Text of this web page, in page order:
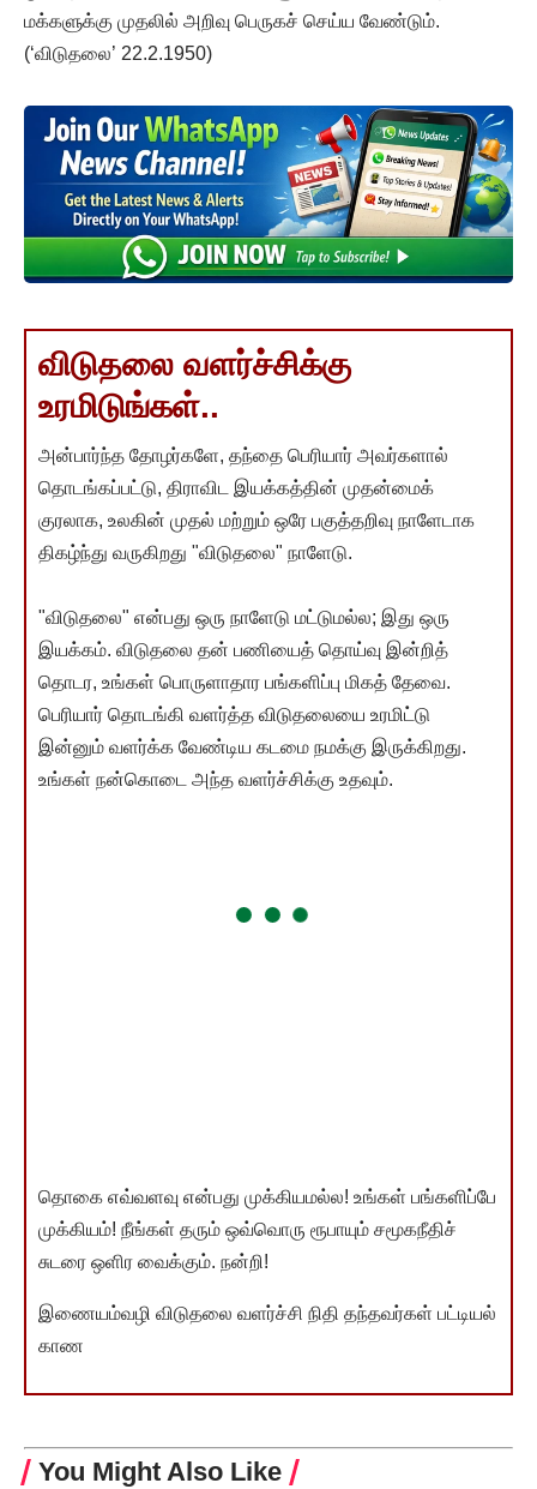
மக்களுக்கு முதலில் அறிவு பெருகச் செய்ய வேண்டும்.
(‘விடுதலை’ 22.2.1950)
விடுதலை வளர்ச்சிக்கு
உரமிடுங்கள்..
அன்பார்ந்த தோழர்களே, தந்தை பெரியார் அவர்களால்
தொடங்கப்பட்டு, திராவிட இயக்கத்தின் முதன்மைக்
குரலாக, உலகின் முதல் மற்றும் ஒரே பகுத்தறிவு நாளேடாக
திகழ்ந்து வருகிறது "விடுதலை" நாளேடு.
"விடுதலை" என்பது ஒரு நாளேடு மட்டுமல்ல; இது ஒரு
இயக்கம். விடுதலை தன் பணியைத் தொய்வு இன்றித்
தொடர, உங்கள் பொருளாதார பங்களிப்பு மிகத் தேவை.
பெரியார் தொடங்கி வளர்த்த விடுதலையை உரமிட்டு
இன்னும் வளர்க்க வேண்டிய கடமை நமக்கு இருக்கிறது.
உங்கள் நன்கொடை அந்த வளர்ச்சிக்கு உதவும்.
தொகை எவ்வளவு என்பது முக்கியமல்ல! உங்கள் பங்களிப்பே
முக்கியம்! நீங்கள் தரும் ஒவ்வொரு ரூபாயும் சமூகநீதிச்
சுடரை ஒளிர வைக்கும். நன்றி!
இணையம்வழி விடுதலை வளர்ச்சி நிதி தந்தவர்கள் பட்டியல்
காண
You Might Also Like